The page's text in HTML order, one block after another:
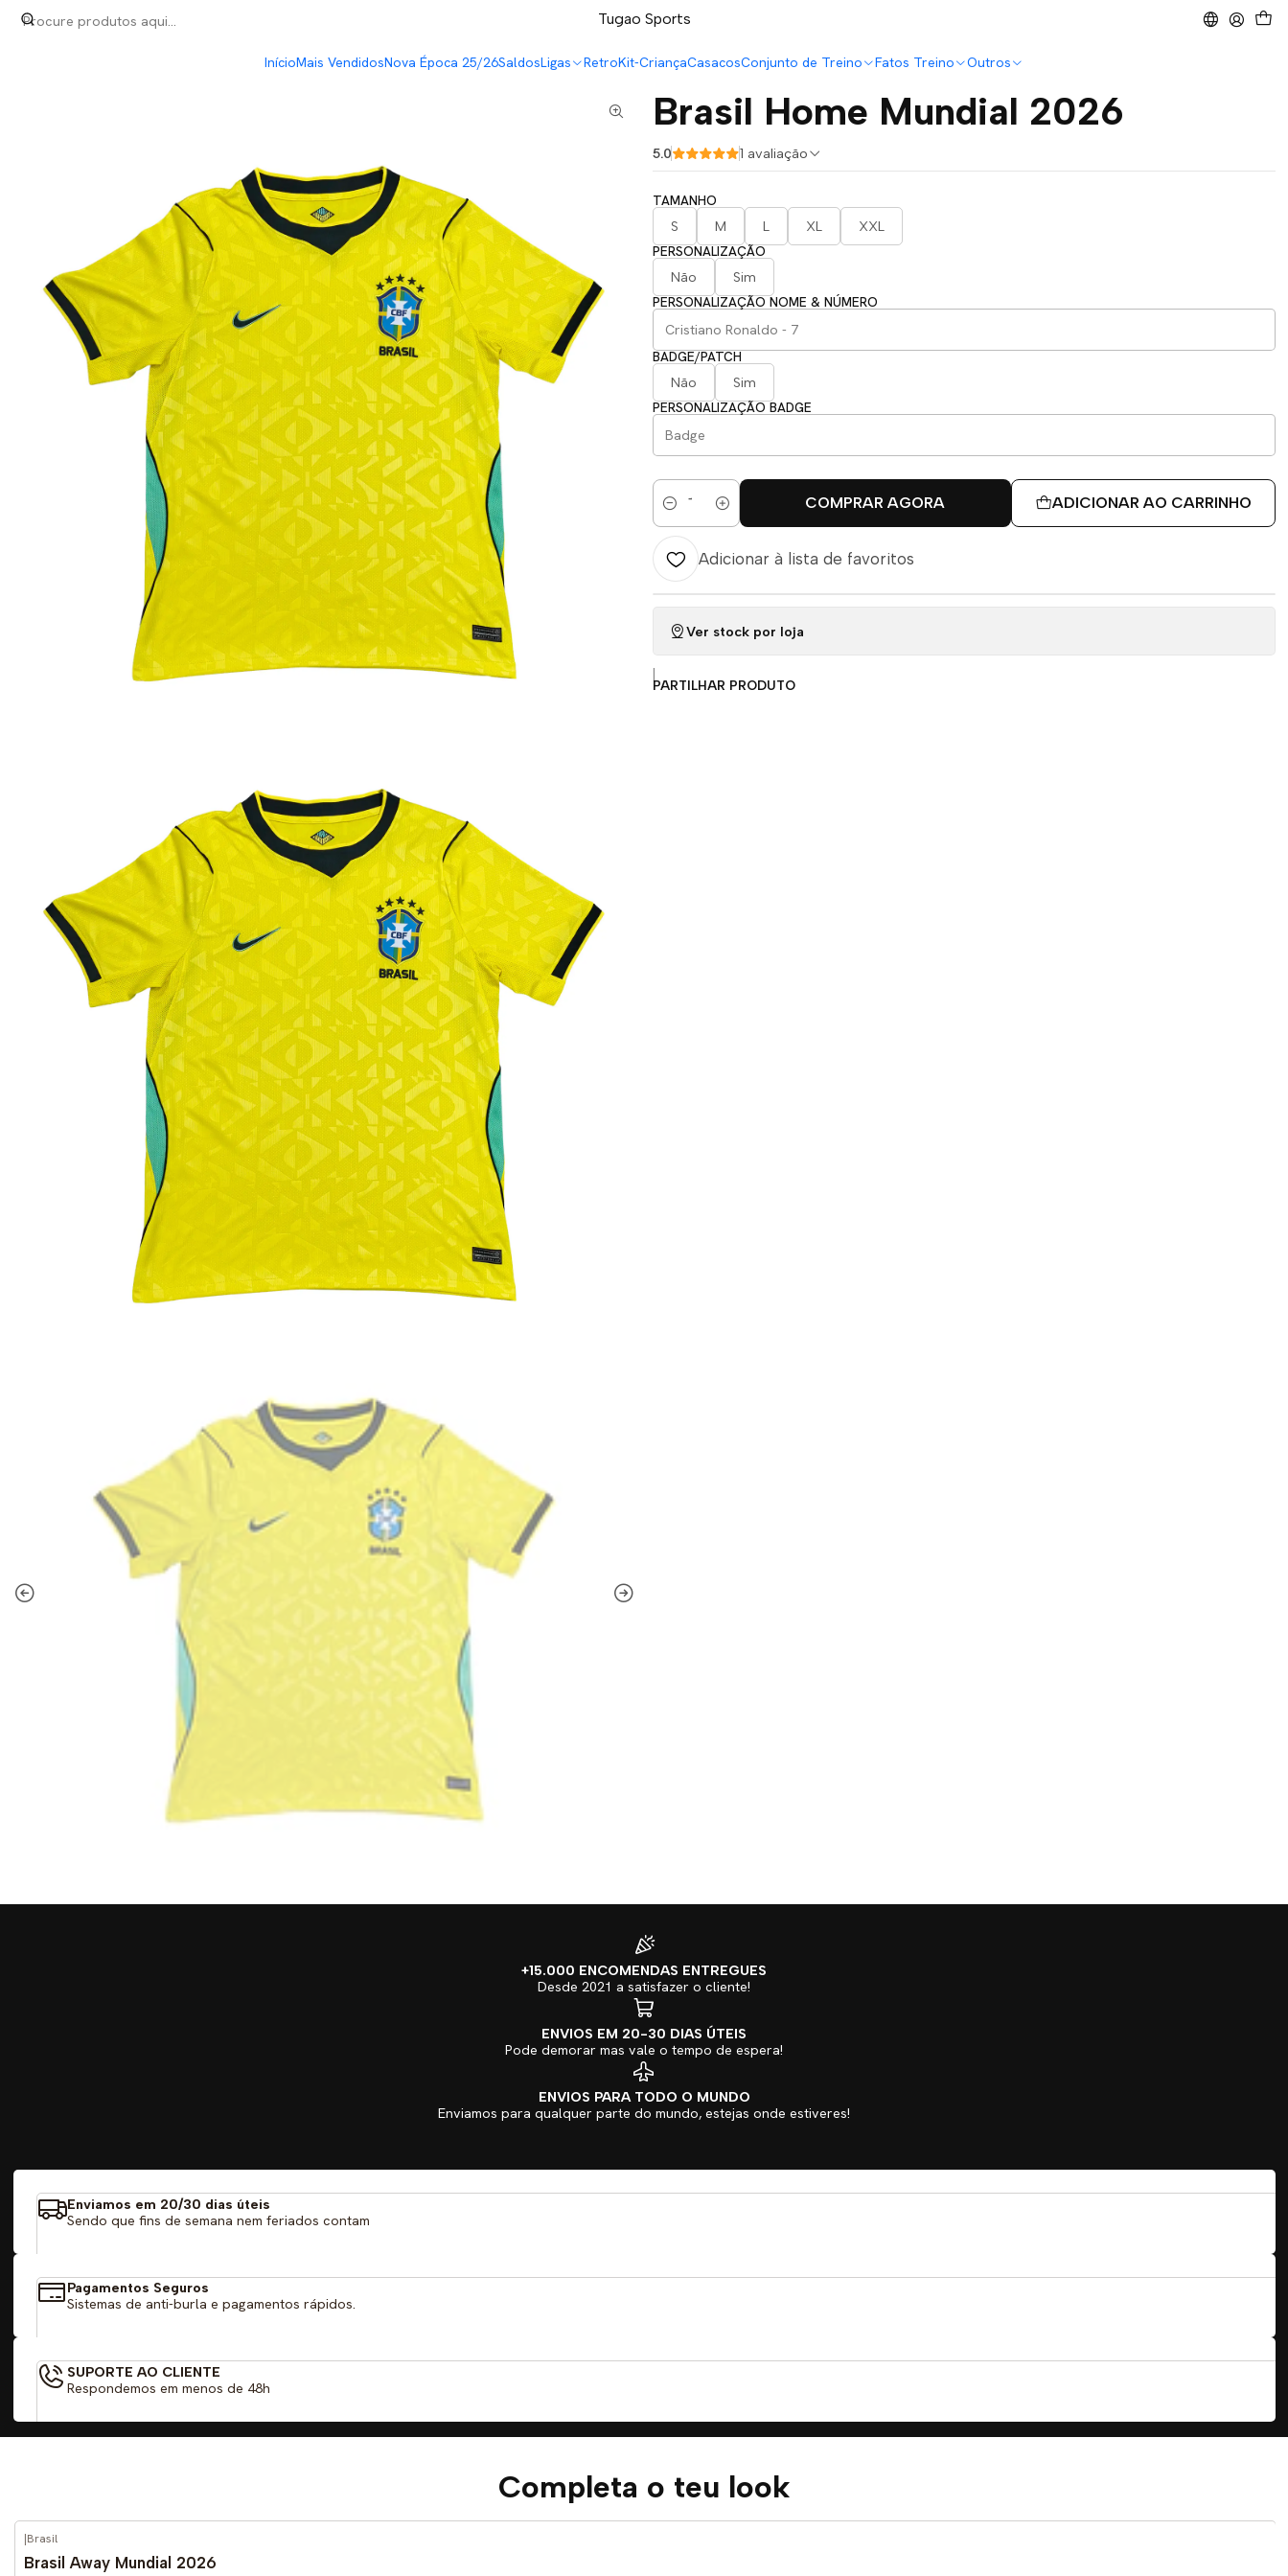
Tugao Sports
InícioMais VendidosNova Época 25/26SaldosLigas RetroKit-CriançaCasacosConjunto de Treino Fatos Treino Outros
LEVA 5 PAGA 4 NA TUGÃO
Brasil Home Mundial 2026
5.0 1 avaliação
TAMANHO
S
M L XL
XXL
PERSONALIZAÇÃO
Não
Sim
PERSONALIZAÇÃO NOME & NÚMERO
BADGE/PATCH
Não
Sim
PERSONALIZAÇÃO BADGE
Quantidade
ADICIONAR AO CARRINHO
COMPRAR AGORA
Adicionar à lista de favoritos
Ver stock por loja
|
PARTILHAR PRODUTO
+15.000 ENCOMENDAS ENTREGUES
Desde 2021 a satisfazer o cliente!
ENVIOS EM 20-30 DIAS ÚTEIS
Pode demorar mas vale o tempo de espera!
ENVIOS PARA TODO O MUNDO
Enviamos para qualquer parte do mundo, estejas onde estiveres!
Enviamos em 20/30 dias úteis
Sendo que fins de semana nem feriados contam
Pagamentos Seguros
Sistemas de anti-burla e pagamentos rápidos.
SUPORTE AO CLIENTE
Respondemos em menos de 48h
Completa o teu look
-56%DESCONTO
|Brasil
Brasil Away Mundial 2026